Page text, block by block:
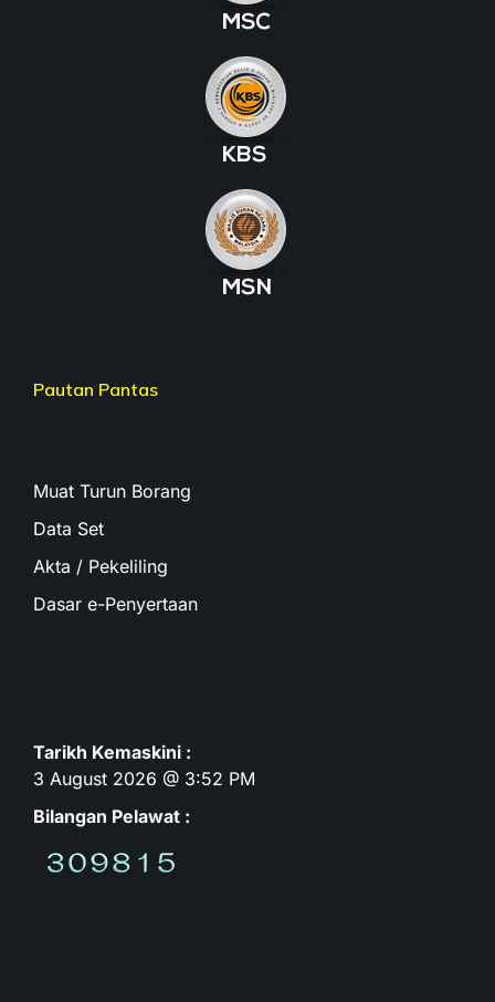
Pautan Pantas
Muat Turun Borang
Data Set
Akta / Pekeliling
Dasar e-Penyertaan
Tarikh Kemaskini :
3 August 2026 @ 3:52 PM
Bilangan Pelawat :